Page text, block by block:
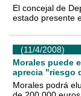
El concejal de
estado presente
(11/4/2008)
Morales puede
aprecia "riesgo
Morales podrá